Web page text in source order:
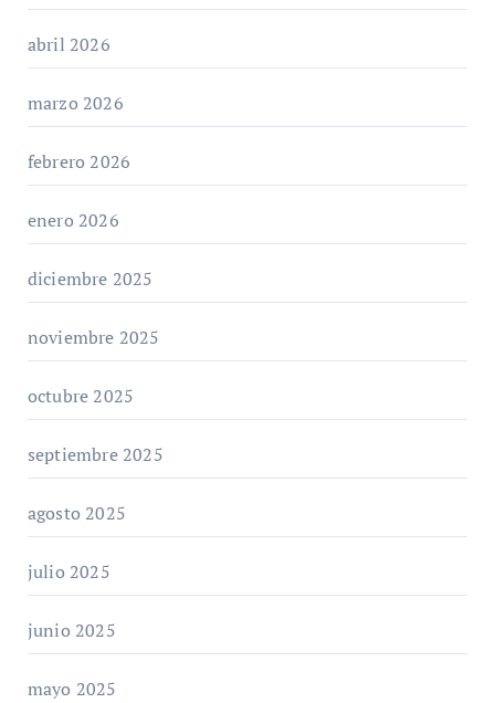
abril 2026
marzo 2026
febrero 2026
enero 2026
diciembre 2025
noviembre 2025
octubre 2025
septiembre 2025
agosto 2025
julio 2025
junio 2025
mayo 2025